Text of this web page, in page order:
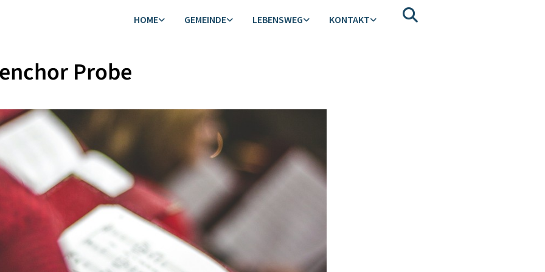
HOME GEMEINDE LEBENSWEG KONTAKT
Probe